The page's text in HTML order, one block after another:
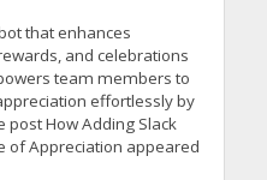
that enhances
and celebrations
team members to
effortlessly by
post How Adding Slack
of Appreciation appeared